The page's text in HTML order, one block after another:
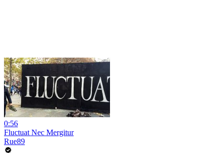
0:56
Fluctuat Nec Mergitur
Rue89